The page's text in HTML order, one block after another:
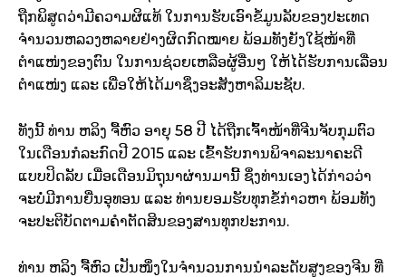
ຖືກພິສູດວ່າມີຄວາມຜິແທ້ ໃນການຮັບເອົາຂໍ້ມູນລັບຂອງປະເທດ
ຈຳນວນຫລວງຫລາຍຢ່າງຜິດກົດໝາຍ ພ້ອມທັງຍັງໃຊ້ໜ້າທີ່
ຕຳແໜ່ງຂອງຕົນ ໃນການຊ່ວຍເຫລືອຜູ້ອື່ນໆ ໃຫ້ໄດ້ຮັບການເລື່ອນ
ຕຳແໜ່ງ ແລະ ເພື່ອໃຫ້ໄດ້ມາຊຶ່ງອະສັງຫາລິມະຊັບ.
ທັງນີ້ ທ່ານ ຫລິງ ຈື້ຫົວ ອາຍຸ 58 ປີ ໄດ້ຖືກເຈົ້າໜ້າທີ່ຈີນຈັບກຸມຕົວ
ໃນເດືອນກໍລະກົດປີ 2015 ແລະ ເຂົ້າຮັບການພິຈາລະນາຄະດີ
ແບບປິດລັບ ເມື່ອເດືອນມິຖຸນາຜ່ານມານີ້ ຊຶ່ງທ່ານເອງໄດ້ກ່າວວ່າ
ຈະບໍ່ມີການຍື່ນອຸທອນ ແລະ ທ່ານຍອມຮັບທຸກຂໍ້ກ່າວຫາ ພ້ອມທັງ
ຈະປະຕິບັດຕາມຄຳຕັດສິນຂອງສານທຸກປະການ.
ທ່ານ ຫລິງ ຈື້ຫົວ ເປັນໜຶ່ງໃນຈຳນວນການນຳລະດັບສູງຂອງຈີນ ທີ່